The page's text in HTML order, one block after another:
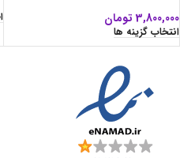
3,800,000 تومان
انتخاب گزینه ها